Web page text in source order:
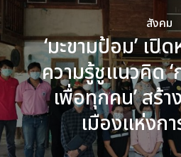
สังคม
‘มะขามป้อม’ เปิ
ความรู้ชูแนวคิด
เพื่อทุกคน’ สร้า
เมืองแห่งก